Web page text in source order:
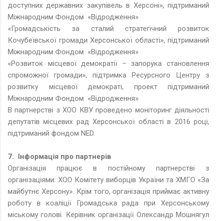
доступних державних закупівель в Херсоні», підтриманий
Міжнародним Фондом «Відродження»
«Громадськість за сталий стратегічний розвиток
Кочубеївської громади Херсонської області», підтриманий
Міжнародним Фондом «Відродження»
«Розвиток місцевої демократії – запорука становлення
спроможної громади», підтримка Ресурсного Центру з
розвитку місцевої демократі, проект підтриманий
Міжнародним Фондом «Відродження»
В партнерстві з ХОО КВУ проведено моніторинг діяльності
депутатів місцевих рад Херсонської області в 2016 році,
підтриманий фондом NED.
7. Інформація про партнерів
Організація працює в постійному партнерстві з
організаціями: ХОО Комітету виборців України та ХМГО «За
майбутнє Херсону». Крім того, організація приймає активну
роботу в коаліції Громадська рада при Херсонському
міському голові. Керівник організації Олександр Мошнягул